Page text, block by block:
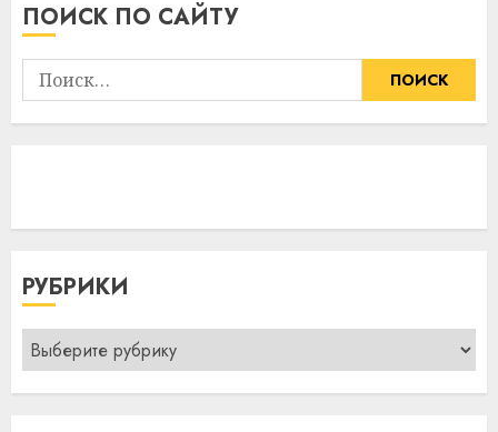
ПОИСК ПО САЙТУ
Найти:
РУБРИКИ
Рубрики